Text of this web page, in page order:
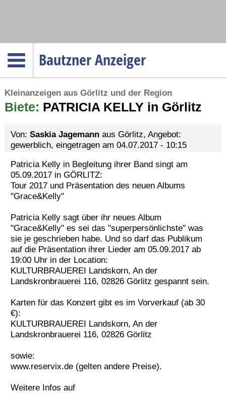
Bautzner Anzeiger
Menüpunkte
Politik
Wirtschaft
Verkehr
Gesundheit
Sport
Termine
Kostenlos
Kleinanzeigen aus Görlitz und der Region
Biete: PATRICIA KELLY in Görlitz
Von: Saskia Jagemannaus Görlitz, Angebot:
gewerblich, eingetragen am 04.07.2017 - 10:15
Patricia Kelly in Begleitung ihrer Band singt am
05.09.2017 in GÖRLITZ:
Tour 2017 und Präsentation des neuen Albums
"Grace&Kelly"
Patricia Kelly sagt über ihr neues Album
"Grace&Kelly" es sei das "superpersönlichste" was
sie je geschrieben habe. Und so darf das Publikum
auf die Präsentation ihrer Lieder am 05.09.2017 ab
19:00 Uhr in der Location:
KULTURBRAUEREI Landskorn, An der
Landskronbrauerei 116, 02826 Görlitz gespannt sein.
Karten für das Konzert gibt es im Vorverkauf (ab 30
€):
KULTURBRAUEREI Landskorn, An der
Landskronbrauerei 116, 02826 Görlitz
sowie:
www.reservix.de (gelten andere Preise).
Weitere Infos auf